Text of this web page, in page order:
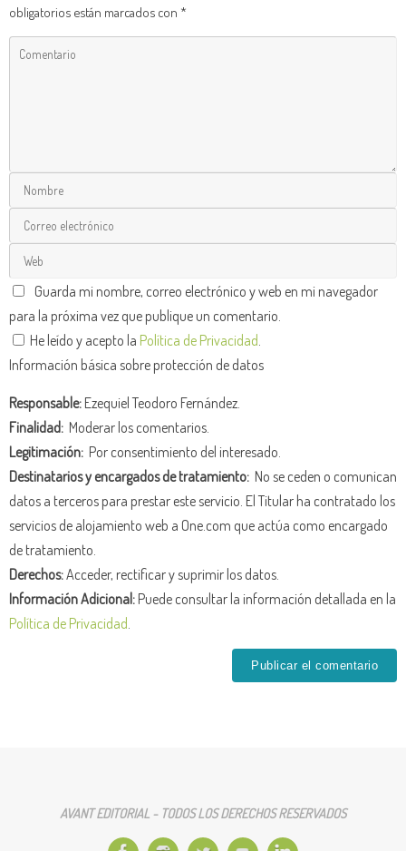
obligatorios están marcados con *
Guarda mi nombre, correo electrónico y web en mi navegador
para la próxima vez que publique un comentario.
He leído y acepto la Política de Privacidad
Información básica sobre protección de datos
Responsable:Ezequiel Teodoro Fernández.
Finalidad: Moderar los comentarios.
Legitimación: Por consentimiento del interesado.
Destinatarios y encargados de tratamiento: No se ceden o comunican
datos a terceros para prestar este servicio. El Titular ha contratado los
servicios de alojamiento web a One.com que actúa como encargado
de tratamiento.
Derechos:Acceder, rectificar y suprimir los datos.
Información Adicional:Puede consultar la información detallada en la
Política de Privacidad
AVANT EDITORIAL - TODOS LOS DERECHOS RESERVADOS